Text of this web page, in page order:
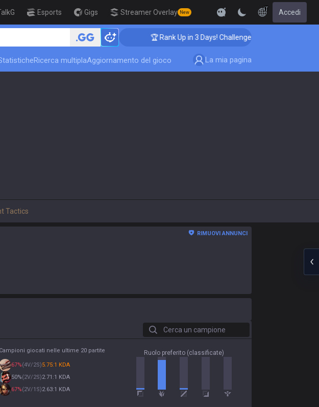
Esports Gigs Streamer Overlay New
IT Accedi
🏆 Rank Up in 3 Days! Challenger Coaching
Ricerca multiplaAggiornamento del gioco La mia pagina
Tactics
RIMUOVI ANNUNCI
Cerca un campione
Campioni giocati nelle ultime 20 partite
67%(4V/2S)5.75:1 KDA
50%(2V/2S)2.71:1 KDA
67%(2V/1S)2.63:1 KDA
Ruolo preferito (classificate)